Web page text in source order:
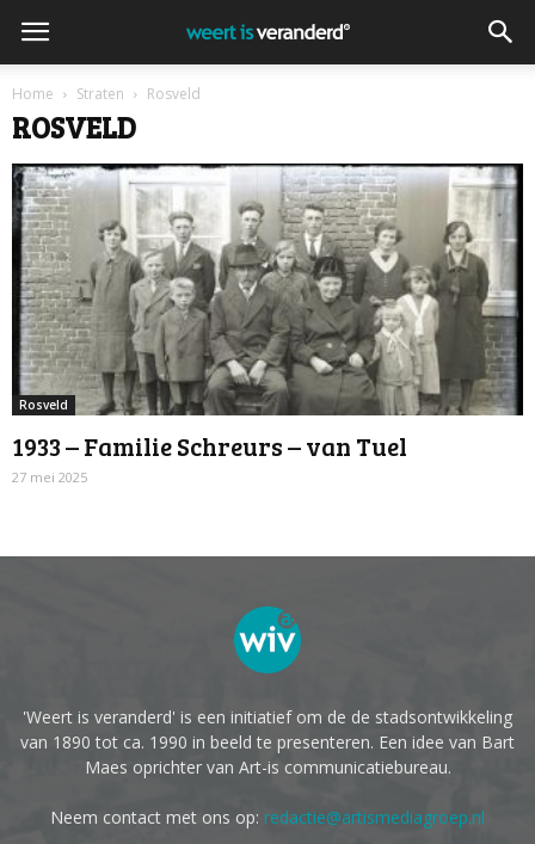
Home Straten Rosveld
ROSVELD
Rosveld
1933 – Familie Schreurs – van Tuel
27 mei 2025
'Weert is veranderd' is een initiatief om de de stadsontwikkeling
van 1890 tot ca. 1990 in beeld te presenteren. Een idee van Bart
Maes oprichter van Art-is communicatiebureau.
Neem contact met ons op: redactie@artismediagroep.nl